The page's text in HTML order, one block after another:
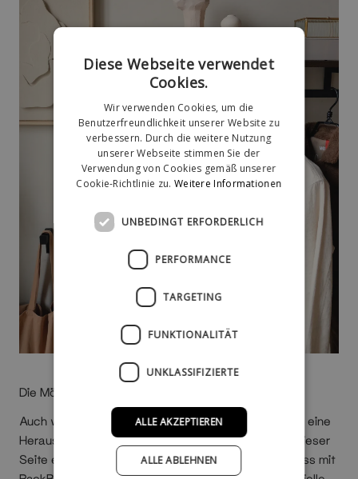
Die Möglichkeiten sind unendlich
Auch wenn die Einrichtung kleiner Eingangsbereiche eine
Herausforderung darstellt, hoffen wir, dass du auf dieser
Seite einige Ideen gefunden hast. Denken daran, dass mit
Diese Webseite verwendet
Cookies.
Wir verwenden Cookies, um die
Benutzerfreundlichkeit unserer Website zu
verbessern. Durch die weitere Nutzung
unserer Webseite stimmen Sie der
Verwendung von Cookies gemäß unserer
Cookie-Richtlinie zu.Weitere Informationen
UNBEDINGT ERFORDERLICH
PERFORMANCE
TARGETING
FUNKTIONALITÄT
UNKLASSIFIZIERTE
ALLE AKZEPTIEREN
ALLE ABLEHNEN